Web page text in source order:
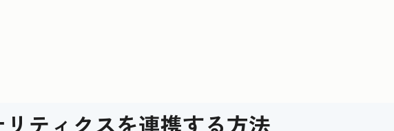
リティクスを連携する方法